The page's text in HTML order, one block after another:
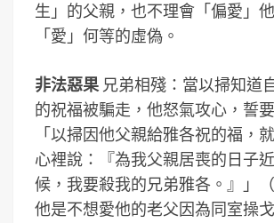
生」的父親，也不理會「偏愛」
「愛」何等的虛偽。
非法惡果兄弟相殘：當以掃知道
的祝福被騙走，他怒氣攻心，誓
「以掃因他父親給雅各祝的福，
心裡說：『為我父親居喪的日子
候，我要殺我的兄弟雅各。』」（
他是不想愛他的老父因為同室操